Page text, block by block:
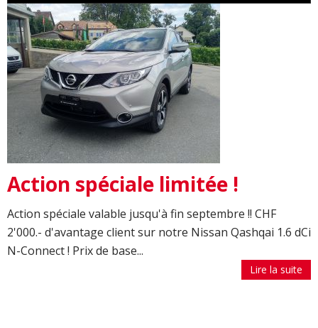
Action spéciale limitée !
Action spéciale valable jusqu'à fin septembre !! CHF
2'000.- d'avantage client sur notre Nissan Qashqai 1.6 dCi
N-Connect ! Prix de base...
Lire la suite